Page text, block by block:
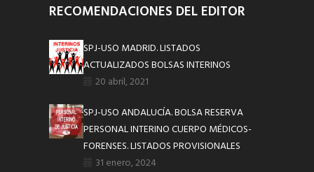
RECOMENDACIONES DEL EDITOR
SPJ-USO MADRID. LISTADOS
ACTUALIZADOS BOLSAS INTERINOS
20 abril, 2021
SPJ-USO ANDALUCÍA. BOLSA RESERVA
PERSONAL INTERINO CUERPO MÉDICOS-
FORENSES. LISTADOS PROVISIONALES
31 enero, 2024